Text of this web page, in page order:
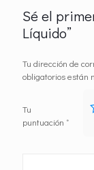
Sé el
Líquido”
Tu dirección de
obligatorios están
Tu
puntuación *